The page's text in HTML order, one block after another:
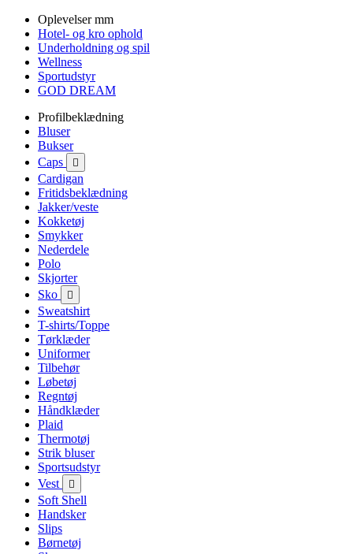
Oplevelser mm
Hotel- og kro ophold
Underholdning og spil
Wellness
Sportudstyr
GOD DREAM
Profilbeklædning
Bluser
Bukser
Caps

Cardigan
Fritidsbeklædning
Jakker/veste
Kokketøj
Smykker
Nederdele
Polo
Skjorter
Sko

Sweatshirt
T-shirts/Toppe
Tørklæder
Uniformer
Tilbehør
Løbetøj
Regntøj
Håndklæder
Plaid
Thermotøj
Strik bluser
Sportsudstyr
Vest

Soft Shell
Handsker
Slips
Børnetøj